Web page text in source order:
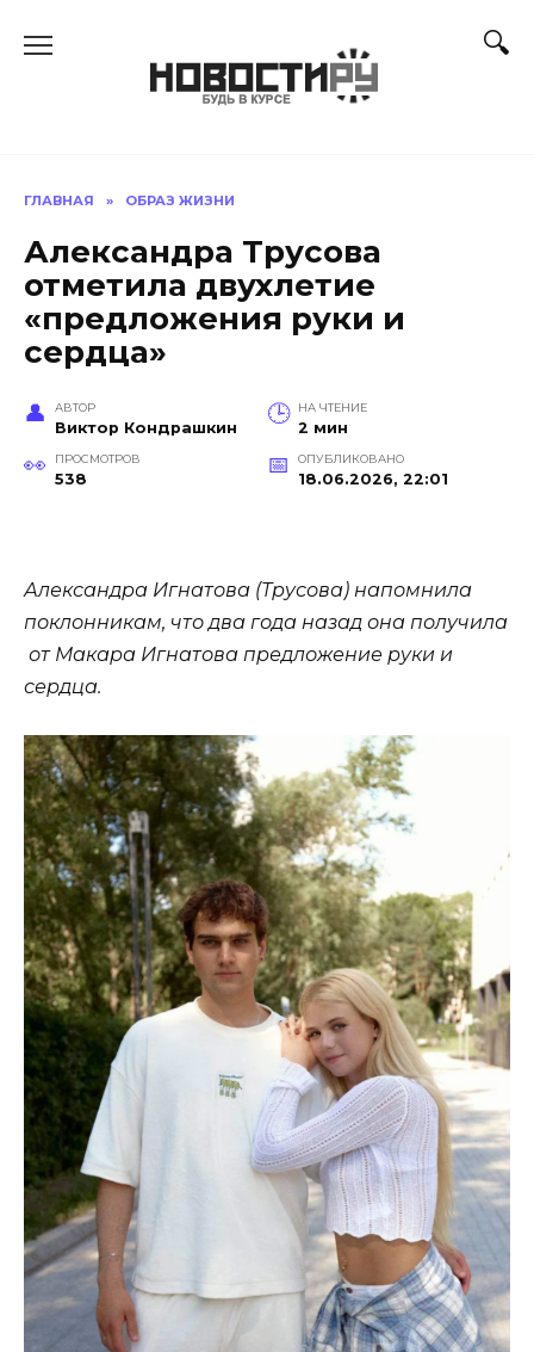
ГЛАВНАЯ » ОБРАЗ ЖИЗНИ
Александра Трусова
отметила двухлетие
«предложения руки и
сердца»
АВТОР
Виктор Кондрашкин
НА ЧТЕНИЕ
2 мин
ПРОСМОТРОВ
538
ОПУБЛИКОВАНО
18.06.2026, 22:01
Александра Игнатова (Трусова) напомнила
поклонникам, что два года назад она получила
от Макара Игнатова предложение руки и
сердца.